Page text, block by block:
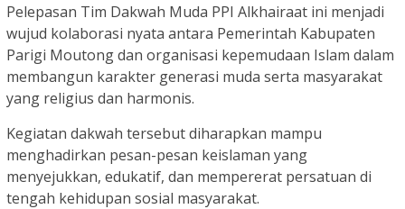
Pelepasan Tim Dakwah Muda PPI Alkhairaat ini menjadi
wujud kolaborasi nyata antara Pemerintah Kabupaten
Parigi Moutong dan organisasi kepemudaan Islam dalam
membangun karakter generasi muda serta masyarakat
yang religius dan harmonis.
Kegiatan dakwah tersebut diharapkan mampu
menghadirkan pesan-pesan keislaman yang
menyejukkan, edukatif, dan mempererat persatuan di
tengah kehidupan sosial masyarakat.